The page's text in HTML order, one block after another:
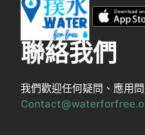
聯絡我們
我們歡迎任何疑問、應用